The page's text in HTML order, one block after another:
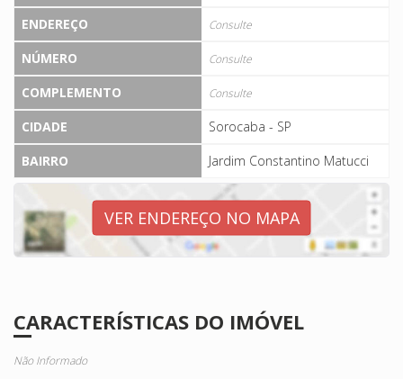
ENDEREÇO
Consulte
NÚMERO Consulte
COMPLEMENTO Consulte
CIDADE
Sorocaba - SP
BAIRRO
Jardim Constantino Matucci
VER ENDEREÇO NO MAPA
CARACTERÍSTICAS DO IMÓVEL
Não Informado